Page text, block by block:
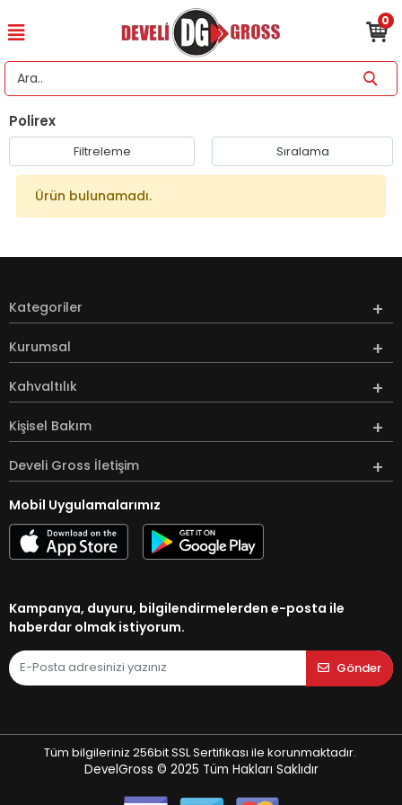
0
Polirex
Filtreleme Sıralama
Ürün bulunamadı.
Kategoriler
Kurumsal
Kahvaltılık
Kişisel Bakım
Develi Gross İletişim
Mobil Uygulamalarımız
Kampanya, duyuru, bilgilendirmelerden e-posta ile
haberdar olmak istiyorum.
Gönder
Tüm bilgileriniz 256bit SSL Sertifikası ile korunmaktadır.
DevelGross © 2025 Tüm Hakları Saklıdır